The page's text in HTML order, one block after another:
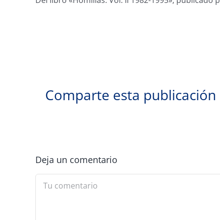
Comparte esta publicación
Deja un comentario
Comment